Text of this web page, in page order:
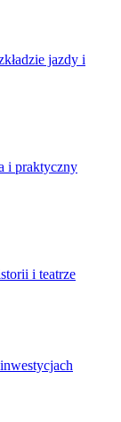
jazdy i
i praktyczny
i teatrze